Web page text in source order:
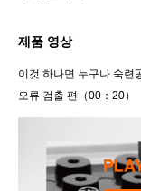
제품 영상
이것 하나면 누구나 숙련
오류 검출 편（00：20）